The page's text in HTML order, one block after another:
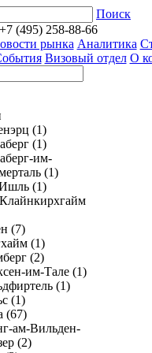
Поиск
(495) 258-88-66
рынка Аналитика
Визовый отдел О
(1)
(1)
им-
(1)
(1)
(7)
(1)
(2)
им-Тале (1)
(1)
(1)
(67)
ам-Вильден-
(2)